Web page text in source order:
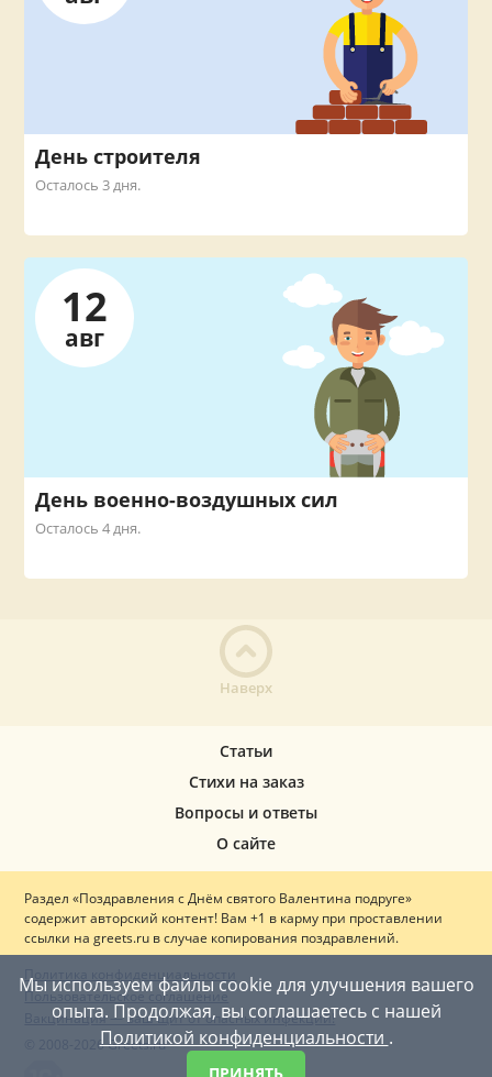
День строителя
Осталось 3 дня.
12
авг
День военно-воздушных сил
Осталось 4 дня.
Наверх
Мы используем файлы cookie для улучшения вашего
опыта. Продолжая, вы соглашаетесь с нашей
Политикой конфиденциальности .
Статьи
Стихи на заказ
Вопросы и ответы
О сайте
Раздел «Поздравления с Днём святого Валентина подруге»
содержит авторский контент! Вам +1 в карму при проставлении
ссылки на greets.ru в случае копирования поздравлений.
Политика конфиденциальности
Пользовательское соглашение
Вакцинация — ваш щит от опасных инфекций!
© 2008-2026 Greets.ru